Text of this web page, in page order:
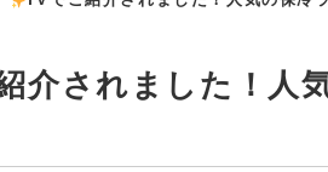
介されました！人